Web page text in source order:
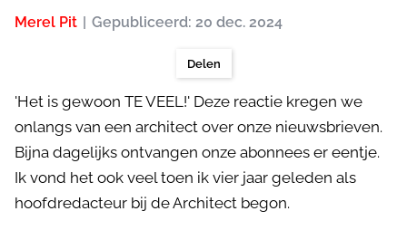
Merel Pit Gepubliceerd: 20 dec. 2024
Delen
'Het is gewoon TE VEEL!' Deze reactie kregen we
onlangs van een architect over onze nieuwsbrieven.
Bijna dagelijks ontvangen onze abonnees er eentje.
Ik vond het ook veel toen ik vier jaar geleden als
hoofdredacteur bij de Architect begon.